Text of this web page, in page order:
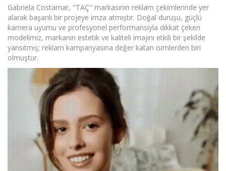
Gabriela Costamar, "TAÇ" markasının reklam çekimlerinde yer
alarak başarılı bir projeye imza atmıştır. Doğal duruşu, güçlü
kamera uyumu ve profesyonel performansıyla dikkat çeken
modelimiz, markanın estetik ve kaliteli imajını etkili bir şekilde
yansıtmış; reklam kampanyasına değer katan isimlerden biri
olmuştur.